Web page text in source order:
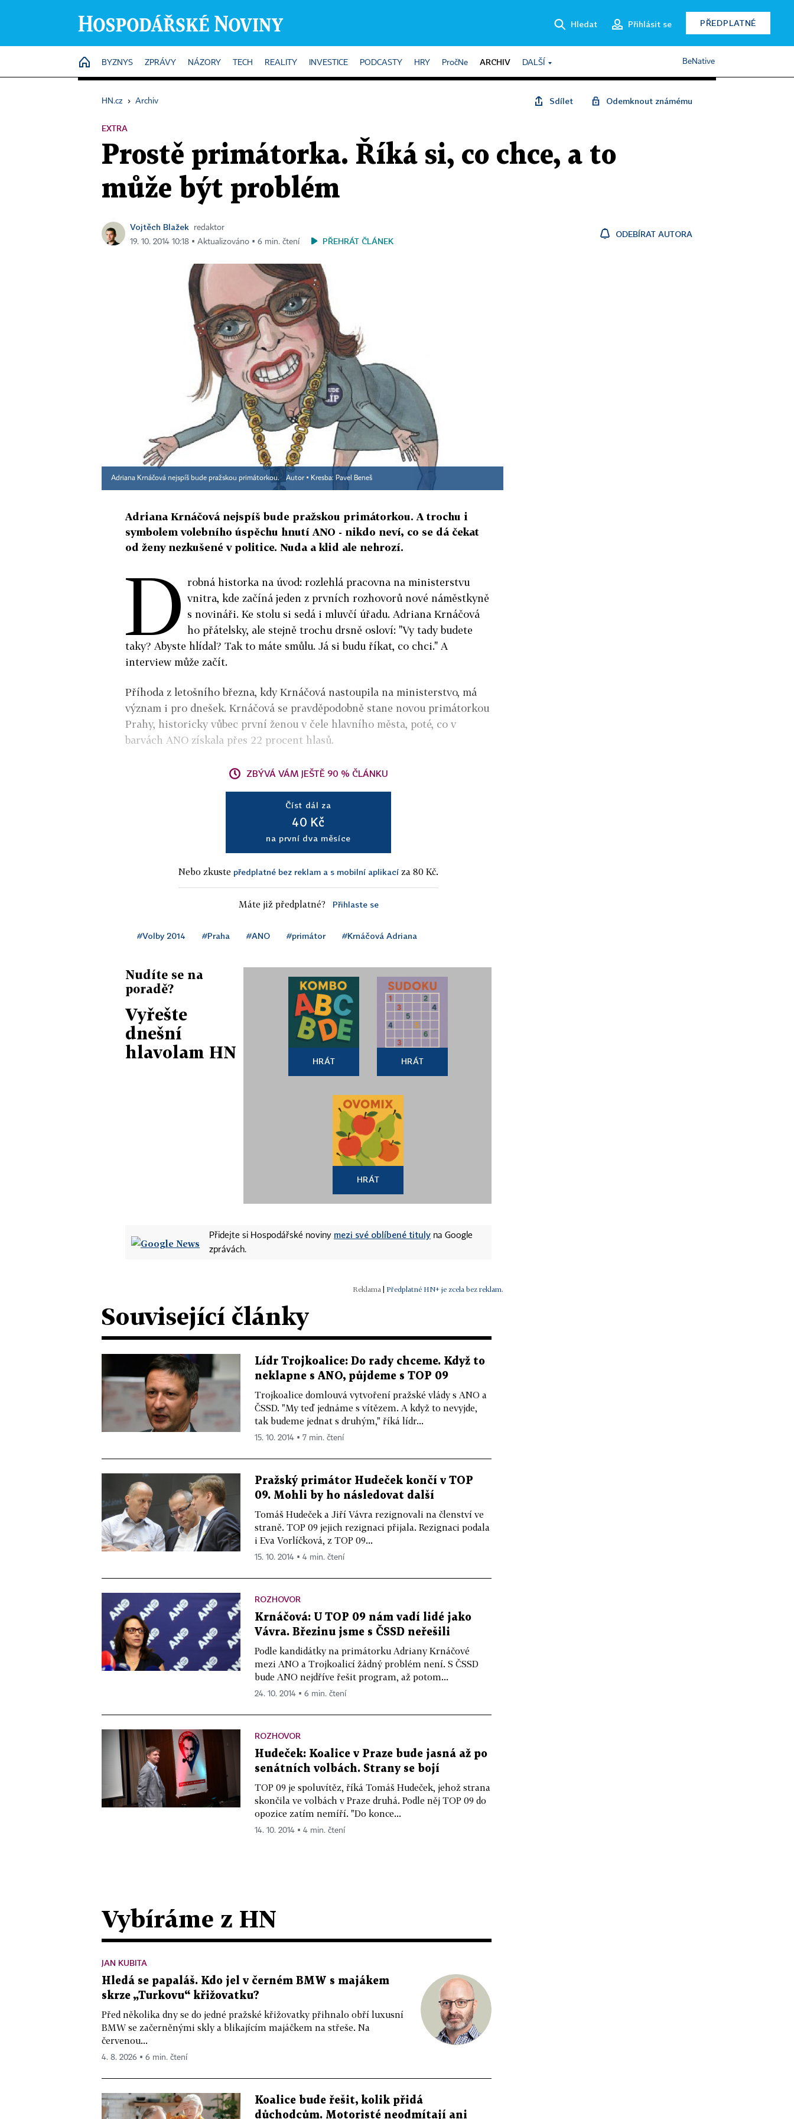
Hledat Přihlásit se PŘEDPLATNÉ
HOME
BYZNYS ZPRÁVY NÁZORY TECH REALITY INVESTICE PODCASTY HRY PročNe ARCHIV DALŠÍ BeNative
HN.cz › Archiv Sdílet Odemknout známému
EXTRA
Prostě primátorka. Říká si, co chce, a to
může být problém
Vojtěch Blažek
redaktor
19. 10. 2014 10:18 ▪ Aktualizováno ▪ 6 min. čtení
PŘEHRÁT ČLÁNEK
ODEBÍRAT AUTORA
Adriana Krnáčová nejspíš bude pražskou primátorkou. Autor ▪ Kresba: Pavel Beneš
Adriana Krnáčová nejspíš bude pražskou primátorkou. A trochu i
symbolem volebního úspěchu hnutí ANO - nikdo neví, co se dá čekat
od ženy nezkušené v politice. Nuda a klid ale nehrozí.
D robná historka na úvod: rozlehlá pracovna na ministerstvu
vnitra, kde začíná jeden z prvních rozhovorů nové náměstkyně
s novináři. Ke stolu si sedá i mluvčí úřadu. Adriana Krnáčová
ho přátelsky, ale stejně trochu drsně osloví: "Vy tady budete
taky? Abyste hlídal? Tak to máte smůlu. Já si budu říkat, co chci." A
interview může začít.
Příhoda z letošního března, kdy Krnáčová nastoupila na ministerstvo, má
význam i pro dnešek. Krnáčová se pravděpodobně stane novou primátorkou
Prahy, historicky vůbec první ženou v čele hlavního města, poté, co v
barvách ANO získala přes 22 procent hlasů.
ZBÝVÁ VÁM JEŠTĚ 90 % ČLÁNKU
Číst dál za
40 Kč
na první dva měsíce
Nebo zkuste předplatné bez reklam a s mobilní aplikací za 80 Kč.
Máte již předplatné? Přihlaste se
#Volby 2014 #Praha #ANO #primátor #Krnáčová Adriana
Nudíte se na
poradě?
Vyřešte
dnešní
hlavolam HN
HRÁT HRÁT
HRÁT
Přidejte si Hospodářské noviny mezi své oblíbené tituly na Google
zprávách.
| Předplatné HN+ je zcela bez reklam.
Související články
Lídr Trojkoalice: Do rady chceme. Když to
neklapne s ANO, půjdeme s TOP 09
Trojkoalice domlouvá vytvoření pražské vlády s ANO a
ČSSD. "My teď jednáme s vítězem. A když to nevyjde,
tak budeme jednat s druhým," říká lídr...
15. 10. 2014 ▪ 7 min. čtení
Pražský primátor Hudeček končí v TOP
09. Mohli by ho následovat další
Tomáš Hudeček a Jiří Vávra rezignovali na členství ve
straně. TOP 09 jejich rezignaci přijala. Rezignaci podala
i Eva Vorlíčková, z TOP 09...
15. 10. 2014 ▪ 4 min. čtení
ROZHOVOR
Krnáčová: U TOP 09 nám vadí lidé jako
Vávra. Březinu jsme s ČSSD neřešili
Podle kandidátky na primátorku Adriany Krnáčové
mezi ANO a Trojkoalicí žádný problém není. S ČSSD
bude ANO nejdříve řešit program, až potom...
24. 10. 2014 ▪ 6 min. čtení
ROZHOVOR
Hudeček: Koalice v Praze bude jasná až po
senátních volbách. Strany se bojí
TOP 09 je spoluvítěz, říká Tomáš Hudeček, jehož strana
skončila ve volbách v Praze druhá. Podle něj TOP 09 do
opozice zatím nemíří. "Do konce...
14. 10. 2014 ▪ 4 min. čtení
Vybíráme z HN
JAN KUBITA
Hledá se papaláš. Kdo jel v černém BMW s majákem
skrze „Turkovu“ křižovatku?
Před několika dny se do jedné pražské křižovatky přihnalo obří luxusní
BMW se začerněnými skly a blikajícím majáčkem na střeše. Na
červenou...
4. 8. 2026 ▪ 6 min. čtení
Koalice bude řešit, kolik přidá
důchodcům. Motoristé neodmítají ani